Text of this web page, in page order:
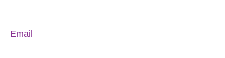
Email